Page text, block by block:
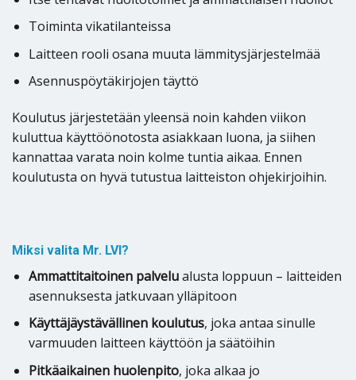
Toiminta vikatilanteissa
Laitteen rooli osana muuta lämmitysjärjestelmää
Asennuspöytäkirjojen täyttö
Koulutus järjestetään yleensä noin kahden viikon
kuluttua käyttöönotosta asiakkaan luona, ja siihen
kannattaa varata noin kolme tuntia aikaa. Ennen
koulutusta on hyvä tutustua laitteiston ohjekirjoihin.
Miksi valita Mr. LVI?
Ammattitaitoinen palvelualusta loppuun – laitteiden
asennuksesta jatkuvaan ylläpitoon
Käyttäjäystävällinen koulutus, joka antaa sinulle
varmuuden laitteen käyttöön ja säätöihin
Pitkäaikainen huolenpito, joka alkaa jo